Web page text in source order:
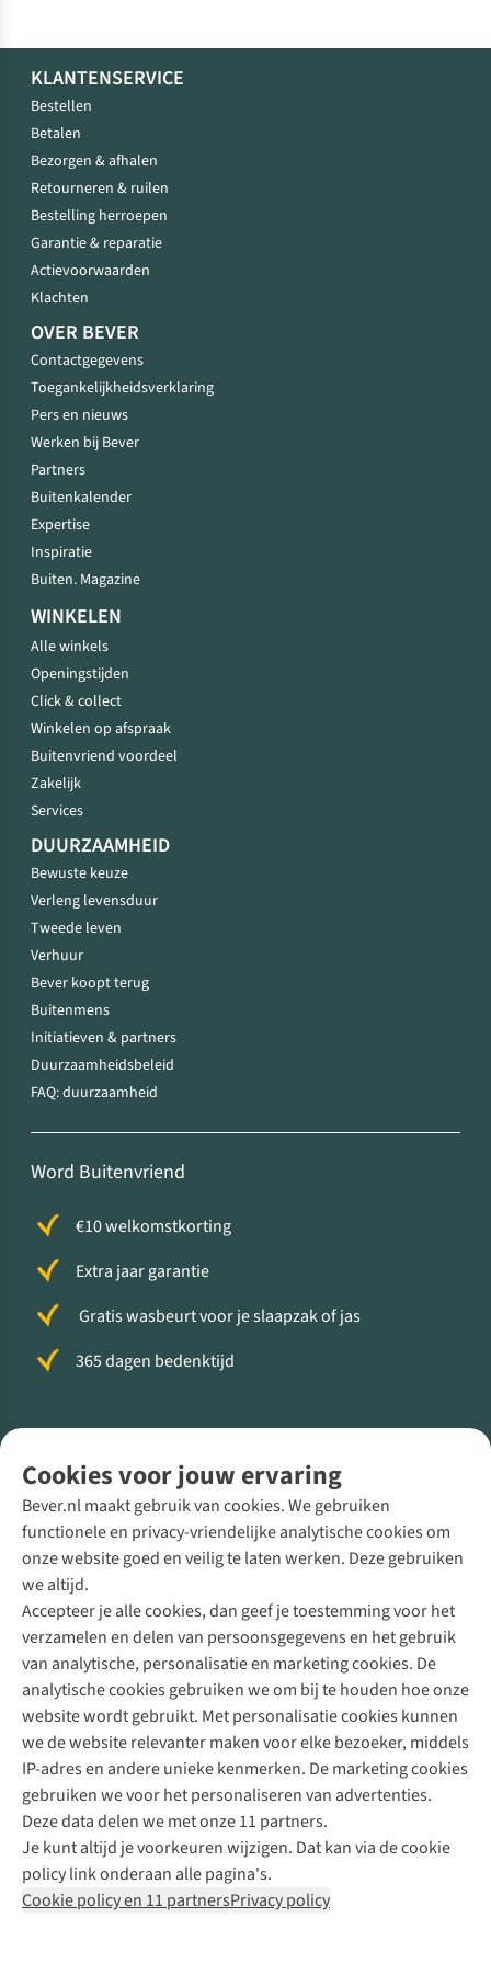
Cookies voor jouw ervaring
Bever.nl maakt gebruik van cookies. We gebruiken
functionele en privacy-vriendelijke analytische cookies om
onze website goed en veilig te laten werken. Deze gebruiken
we altijd.
Accepteer je alle cookies, dan geef je toestemming voor het
verzamelen en delen van persoonsgegevens en het gebruik
van analytische, personalisatie en marketing cookies. De
analytische cookies gebruiken we om bij te houden hoe onze
website wordt gebruikt. Met personalisatie cookies kunnen
we de website relevanter maken voor elke bezoeker, middels
IP-adres en andere unieke kenmerken. De marketing cookies
gebruiken we voor het personaliseren van advertenties.
Deze data delen we met onze 11 partners.
Je kunt altijd je voorkeuren wijzigen. Dat kan via de cookie
policy link onderaan alle pagina's.
Cookie policy en 11 partnersPrivacy policy
KLANTENSERVICE
Bestellen
Betalen
Bezorgen & afhalen
Retourneren & ruilen
Bestelling herroepen
Garantie & reparatie
Actievoorwaarden
Klachten
OVER BEVER
Contactgegevens
Toegankelijkheidsverklaring
Pers en nieuws
Werken bij Bever
Partners
Buitenkalender
Expertise
Inspiratie
Buiten. Magazine
WINKELEN
Alle winkels
Openingstijden
Click & collect
Winkelen op afspraak
Buitenvriend voordeel
Zakelijk
Services
DUURZAAMHEID
Bewuste keuze
Verleng levensduur
Tweede leven
Verhuur
Bever koopt terug
Buitenmens
Initiatieven & partners
Duurzaamheidsbeleid
FAQ: duurzaamheid
Word Buitenvriend
€10 welkomstkorting
Extra jaar garantie
Gratis wasbeurt voor je slaapzak of jas
365 dagen bedenktijd
Direct advies van een Buitenexpert
+31 (0)85 888 50 88
+31 6 12 28 49 80
Contactformulier